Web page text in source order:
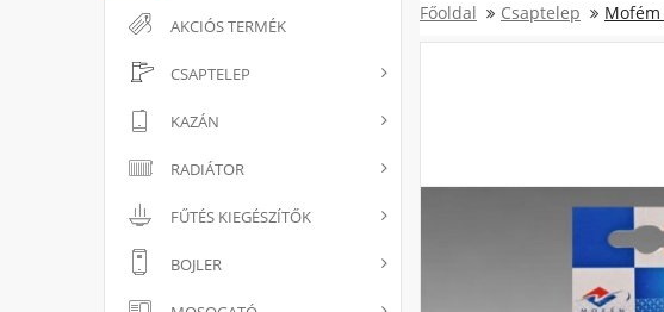
AKCIÓS TERMÉK
CSAPTELEP
KAZÁN
RADIÁTOR
FŰTÉS KIEGÉSZÍTŐK
BOJLER
Főoldal Csaptelep Mofém